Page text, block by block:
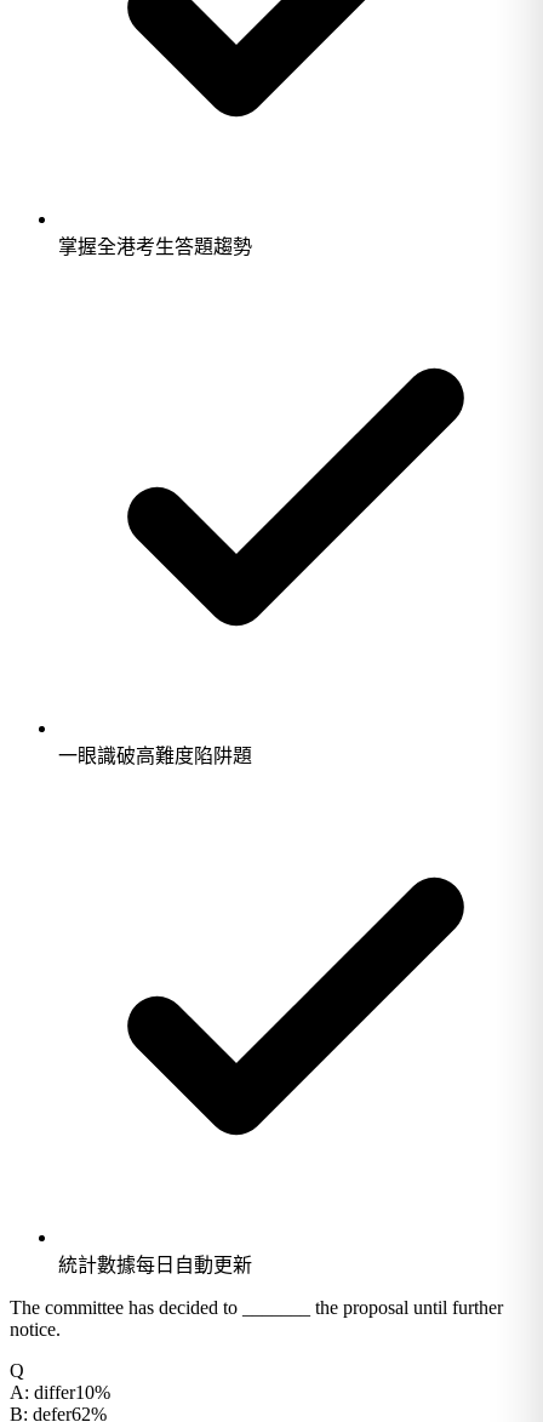
掌握全港考生答題趨勢
一眼識破高難度陷阱題
統計數據每日自動更新
The committee has decided to _______ the proposal until further
notice.
Q
A: differ10%
B: defer62%